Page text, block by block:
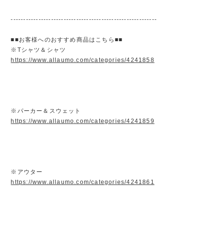
----------------------------------------------------------
■■お客様へのおすすめ商品はこちら■■
※Tシャツ＆シャツ
https://www.allaumo.com/categories/4241858
※パーカー＆スウェット
https://www.allaumo.com/categories/4241859
※アウター
https://www.allaumo.com/categories/4241861